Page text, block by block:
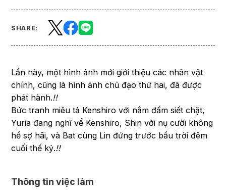
SHARE:
Lần này, một hình ảnh mới giới thiệu các nhân vật
chính, cũng là hình ảnh chủ đạo thứ hai, đã được
phát hành.!!
Bức tranh miêu tả Kenshiro với nắm đấm siết chặt,
Yuria đang nghĩ về Kenshiro, Shin với nụ cười không
hề sợ hãi, và Bat cùng Lin đứng trước bầu trời đêm
cuối thế kỷ.!!
Thông tin việc làm